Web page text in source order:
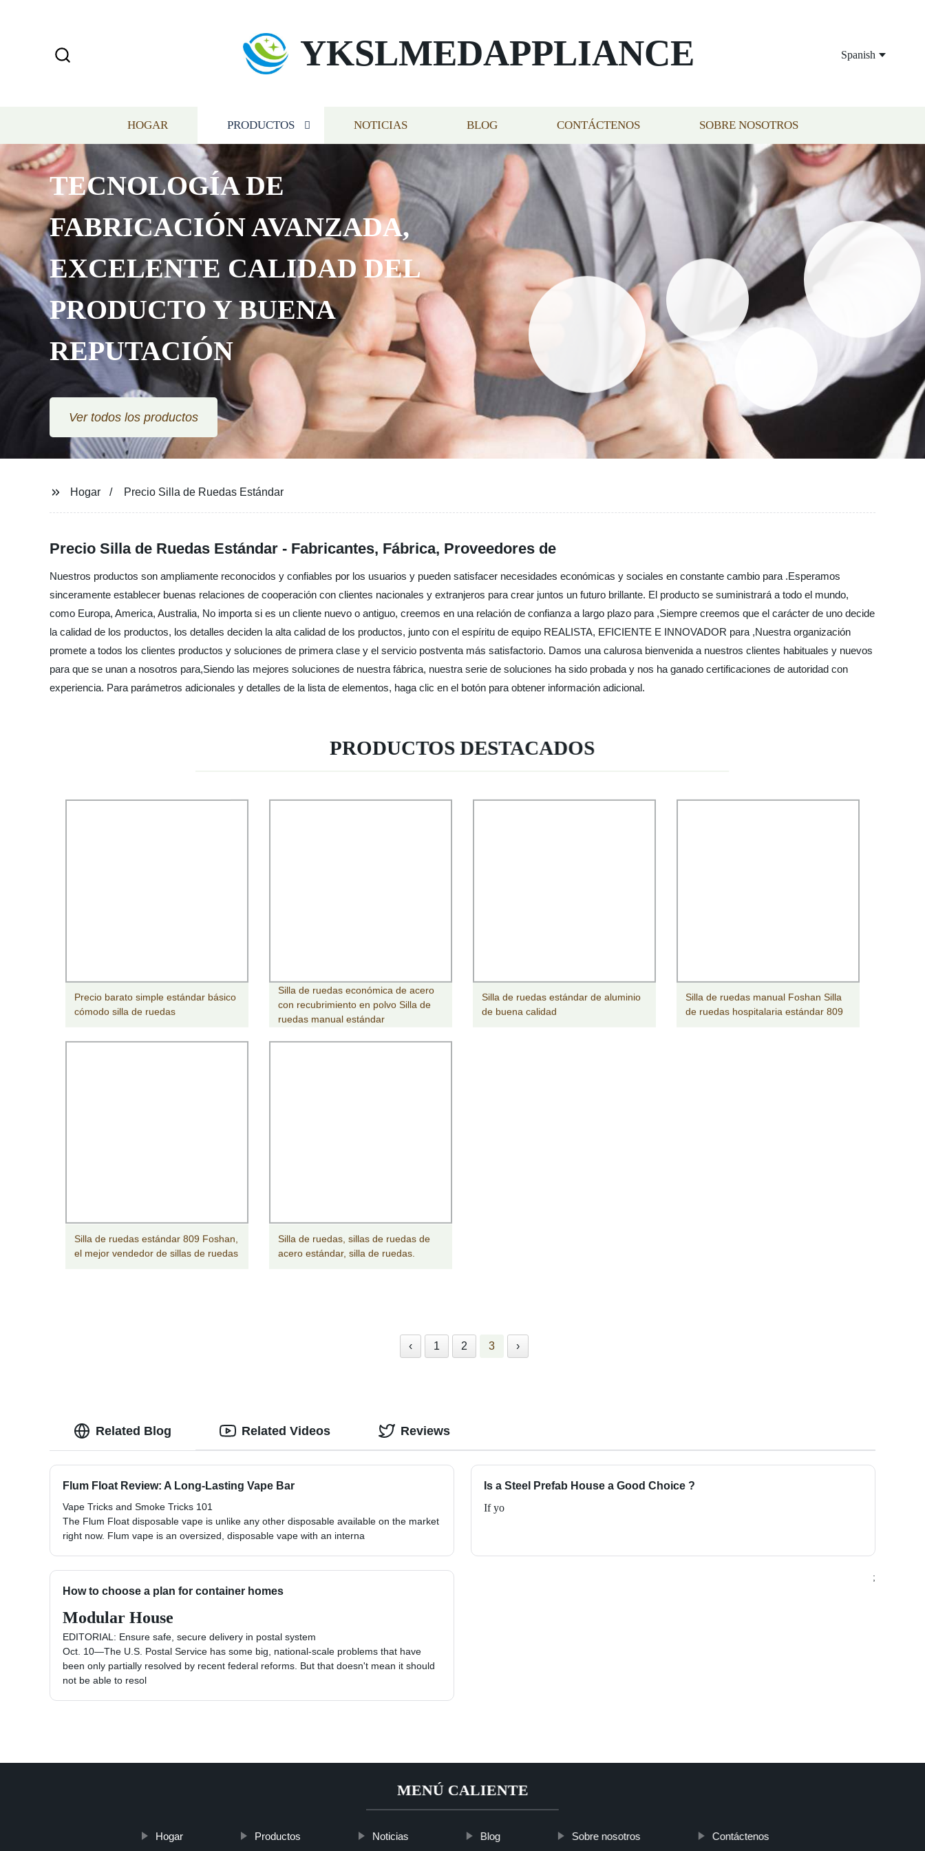
YKSLMEDAPPLIANCE Spanish
HOGAR PRODUCTOS NOTICIAS BLOG CONTÁCTENOS SOBRE NOSOTROS
TECNOLOGÍA DE
FABRICACIÓN AVANZADA,
EXCELENTE CALIDAD DEL
PRODUCTO Y BUENA
REPUTACIÓN
Ver todos los productos
Hogar Precio Silla de Ruedas Estándar
Precio Silla de Ruedas Estándar - Fabricantes, Fábrica, Proveedores de
Nuestros productos son ampliamente reconocidos y confiables por los usuarios y pueden satisfacer necesidades económicas y sociales en constante cambio para .Esperamos
sinceramente establecer buenas relaciones de cooperación con clientes nacionales y extranjeros para crear juntos un futuro brillante. El producto se suministrará a todo el mundo,
como Europa, America, Australia, No importa si es un cliente nuevo o antiguo, creemos en una relación de confianza a largo plazo para ,Siempre creemos que el carácter de uno decide
la calidad de los productos, los detalles deciden la alta calidad de los productos, junto con el espíritu de equipo REALISTA, EFICIENTE E INNOVADOR para ,Nuestra organización
promete a todos los clientes productos y soluciones de primera clase y el servicio postventa más satisfactorio. Damos una calurosa bienvenida a nuestros clientes habituales y nuevos
para que se unan a nosotros para,Siendo las mejores soluciones de nuestra fábrica, nuestra serie de soluciones ha sido probada y nos ha ganado certificaciones de autoridad con
experiencia. Para parámetros adicionales y detalles de la lista de elementos, haga clic en el botón para obtener información adicional.
PRODUCTOS DESTACADOS
Precio barato simple estándar básico
cómodo silla de ruedas
Silla de ruedas económica de acero
con recubrimiento en polvo Silla de
ruedas manual estándar
Silla de ruedas estándar de aluminio
de buena calidad
Silla de ruedas manual Foshan Silla
de ruedas hospitalaria estándar 809
Silla de ruedas estándar 809 Foshan,
el mejor vendedor de sillas de ruedas
Silla de ruedas, sillas de ruedas de
acero estándar, silla de ruedas.
‹ 1 2 3 ›
Related Blog
Flum Float Review: A Long-Lasting Vape Bar
Vape Tricks and Smoke Tricks 101
The Flum Float disposable vape is unlike any other disposable available on the market
right now. Flum vape is an oversized, disposable vape with an interna
Is a Steel Prefab House a Good Choice ?
If yo
How to choose a plan for container homes
Modular House
EDITORIAL: Ensure safe, secure delivery in postal system
Oct. 10—The U.S. Postal Service has some big, national-scale problems that have
been only partially resolved by recent federal reforms. But that doesn't mean it should
not be able to resol
;
Related Videos Reviews
MENÚ CALIENTE
Hogar Productos Noticias Blog Sobre nosotros Contáctenos